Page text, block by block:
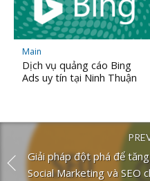
Main
Dịch vụ quảng cáo Bing
Ads uy tín tại Ninh Thuận
Giải pháp đột phá để
Social Marketing và SEO